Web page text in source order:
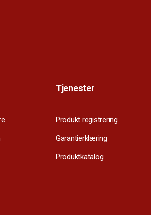
Tjenester
Produkt registrering
Garantierklæring
Produktkatalog